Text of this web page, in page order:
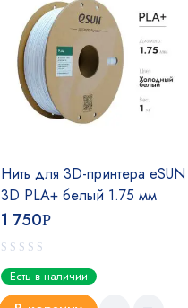
Нить для 3D-принтера eSUN
3D PLA+ белый 1.75 мм
1 750Р
Есть в наличии